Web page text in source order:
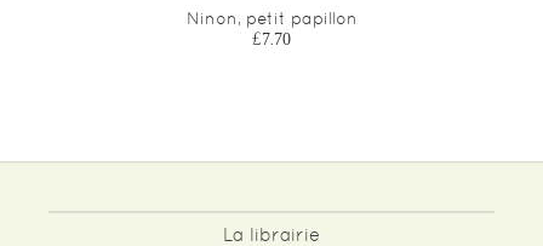
Ninon, petit papillon
£7.70
La librairie